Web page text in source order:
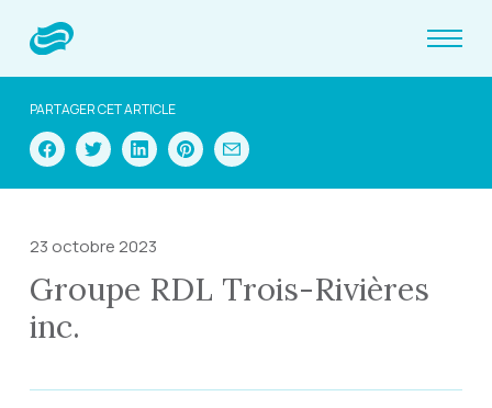
PARTAGER CET ARTICLE
23 octobre 2023
Groupe RDL Trois-Rivières
inc.